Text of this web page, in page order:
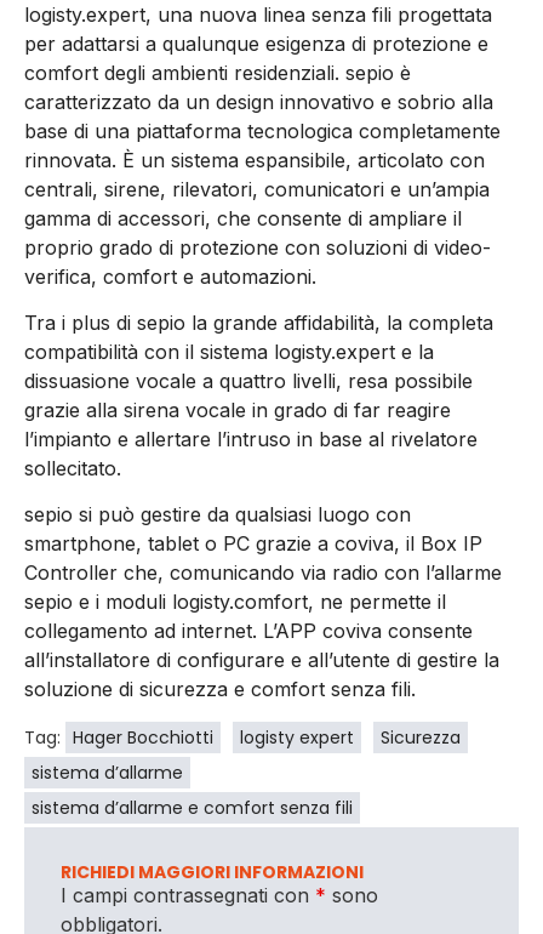
logisty.expert, una nuova linea senza fili progettata
per adattarsi a qualunque esigenza di protezione e
comfort degli ambienti residenziali. sepio è
caratterizzato da un design innovativo e sobrio alla
base di una piattaforma tecnologica completamente
rinnovata. È un sistema espansibile, articolato con
centrali, sirene, rilevatori, comunicatori e un’ampia
gamma di accessori, che consente di ampliare il
proprio grado di protezione con soluzioni di video-
verifica, comfort e automazioni.
Tra i plus di sepio la grande affidabilità, la completa
compatibilità con il sistema logisty.expert e la
dissuasione vocale a quattro livelli, resa possibile
grazie alla sirena vocale in grado di far reagire
l’impianto e allertare l’intruso in base al rivelatore
sollecitato.
sepio si può gestire da qualsiasi luogo con
smartphone, tablet o PC grazie a coviva, il Box IP
Controller che, comunicando via radio con l’allarme
sepio e i moduli logisty.comfort, ne permette il
collegamento ad internet. L’APP coviva consente
all’installatore di configurare e all’utente di gestire la
soluzione di sicurezza e comfort senza fili.
Tag: Hager Bocchiotti logisty expert
Sicurezza
sistema d’allarme
sistema d’allarme e comfort senza fili
RICHIEDI MAGGIORI INFORMAZIONI
I campi contrassegnati con * sono
obbligatori.